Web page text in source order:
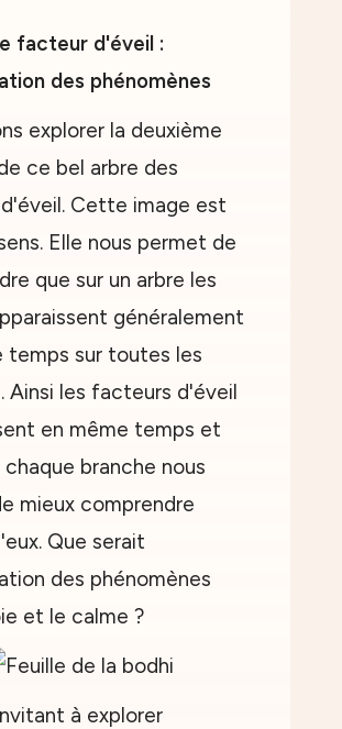
facteur d'éveil :
des phénomènes
explorer la deuxième
ce bel arbre des
Cette image est
Elle nous permet de
que sur un arbre les
généralement
temps sur toutes les
Ainsi les facteurs d'éveil
en même temps et
chaque branche nous
mieux comprendre
Que serait
des phénomènes
et le calme ?
à explorer